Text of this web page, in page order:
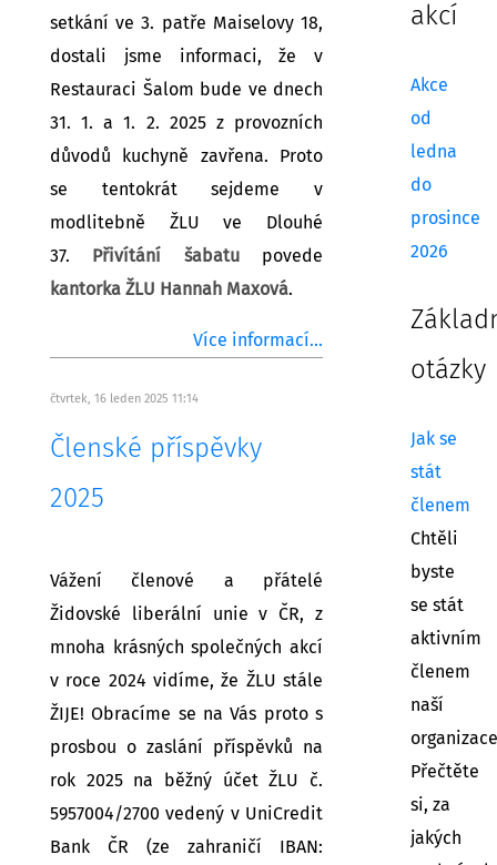
setkání ve 3. patře Maiselovy 18,
dostali jsme informaci, že v
Restauraci Šalom bude ve dnech
31. 1. a 1. 2. 2025 z provozních
důvodů kuchyně zavřena. Proto
se tentokrát sejdeme v
modlitebně ŽLU ve Dlouhé
37.
Přivítání šabatupovede
kantorka ŽLU Hannah Maxová.
Více informací...
čtvrtek, 16 leden 2025 11:14
Členské příspěvky
2025
Vážení členové a přátelé
Židovské liberální unie v ČR, z
mnoha krásných společných akcí
v roce 2024 vidíme, že ŽLU stále
ŽIJE! Obracíme se na Vás proto s
prosbou o zaslání příspěvků na
rok 2025 na běžný účet ŽLU č.
5957004/2700 vedený v UniCredit
Bank ČR (ze zahraničí IBAN:
akcí
Akce
od
ledna
do
prosince
2026
otázky
Jak se
stát
členem
Chtěli
byste
se stát
aktivním
členem
naší
Přečtěte
si, za
jakých